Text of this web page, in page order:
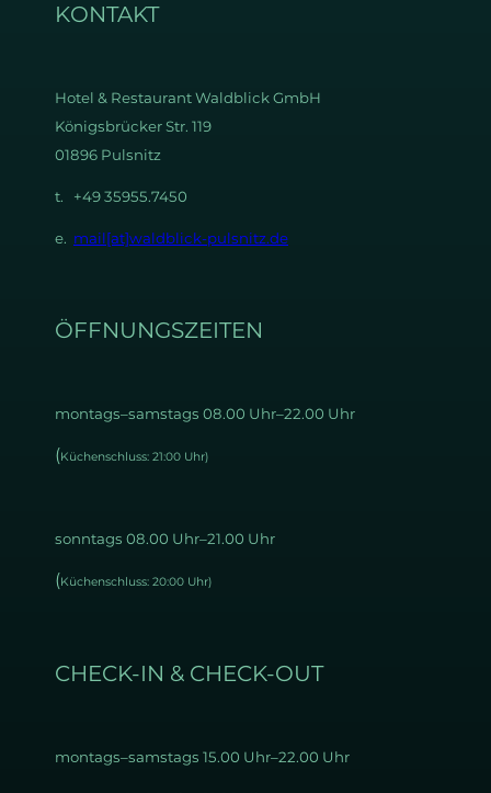
KONTAKT
Hotel & RestaurantWaldblick GmbH
Königsbrücker Str. 119
01896 Pulsnitz
t. +49 35955.7450
e. mail[at]waldblick-pulsnitz.de
ÖFFNUNGSZEITEN
montags–samstags 08.00 Uhr–22.00 Uhr
(Küchenschluss: 21:00 Uhr)
sonntags 08.00 Uhr–21.00 Uhr
(Küchenschluss: 20:00 Uhr)
CHECK-IN & CHECK-OUT
montags–samstags 15.00 Uhr–22.00 Uhr